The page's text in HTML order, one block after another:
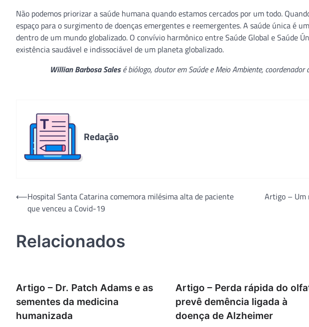
Não podemos priorizar a saúde humana quando estamos cercados por um todo.
espaço para o surgimento de doenças emergentes e reemergentes. A saúde única é
dentro de um mundo globalizado. O convívio harmônico entre Saúde Global e Saúde
existência saudável e indissociável de um planeta globalizado.
Willian Barbosa Salesé biólogo, doutor em Saúde e Meio Ambiente,
Redação
Navegação
⟵Hospital Santa Catarina comemora milésima alta de paciente
que venceu a Covid-19
Artigo – Um
Relacionados
Artigo – Dr. Patch Adams e as
sementes da medicina
humanizada
Artigo – Perda rápida do
prevê demência ligada à
doença de Alzheimer